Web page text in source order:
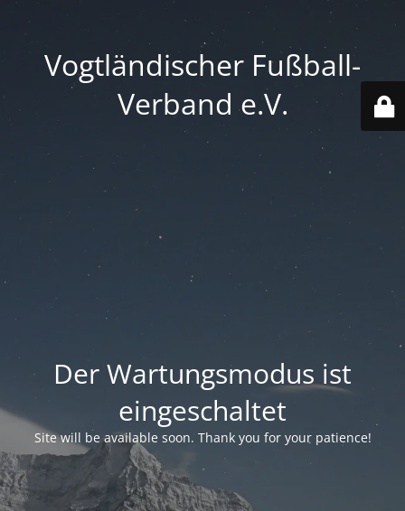
Vogtländischer Fußball-
Verband e.V.
Der Wartungsmodus ist
eingeschaltet
Site will be available soon. Thank you for your patience!